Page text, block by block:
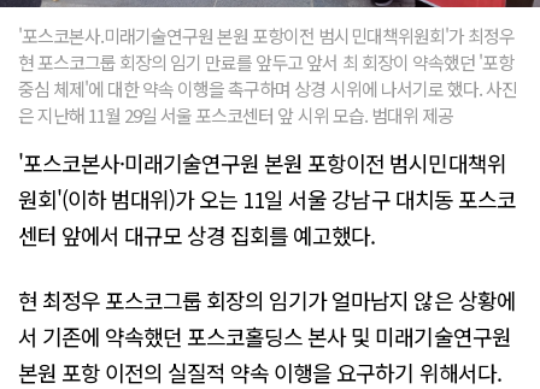
'포스코본사.미래기술연구원 본원 포항이전 범시민대책위원회'가 최정우
현 포스코그룹 회장의 임기 만료를 앞두고 앞서 최 회장이 약속했던 '포항
중심 체제'에 대한 약속 이행을 촉구하며 상경 시위에 나서기로 했다. 사진
은 지난해 11월 29일 서울 포스코센터 앞 시위 모습. 범대위 제공
'포스코본사·미래기술연구원 본원 포항이전 범시민대책위
원회'(이하 범대위)가 오는 11일 서울 강남구 대치동 포스코
센터 앞에서 대규모 상경 집회를 예고했다.
현 최정우 포스코그룹 회장의 임기가 얼마남지 않은 상황에
서 기존에 약속했던 포스코홀딩스 본사 및 미래기술연구원
본원 포항 이전의 실질적 약속 이행을 요구하기 위해서다.